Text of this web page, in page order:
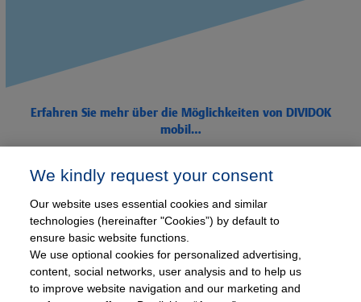
Erfahren Sie mehr über die Möglichkeiten von DIVIDOK
mobil…
DIVIDOK Module
DIVIDOK mobil
DIVIDOK Server
DIVIDOK Express Reporting
DIVIDOK Geo Reporting
DIVIDOK Bedarfsplanung
DIVIDOK Faktura
We kindly request your consent
Our website uses essential cookies and similar
technologies (hereinafter "Cookies”) by default to
ensure basic website functions.
We use optional cookies for personalized advertising,
content, social networks, user analysis and to help us
to improve website navigation and our marketing and